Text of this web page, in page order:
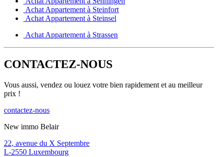
Achat Appartement à Steinfort
Achat Appartement à Steinsel
Achat Appartement à Strassen
CONTACTEZ-NOUS
Vous aussi, vendez ou louez votre bien rapidement et au meilleur
prix !
contactez-nous
New immo Belair
22, avenue du X Septembre
L-2550 Luxembourg